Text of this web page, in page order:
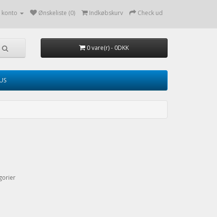
konto Ønskeliste (0) Indkøbskurv Check ud
0 vare(r) - 0DKK